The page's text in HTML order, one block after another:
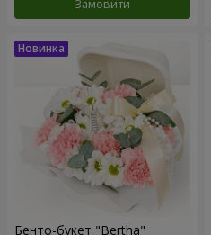
Замовити
Бенто-букет "Bertha"